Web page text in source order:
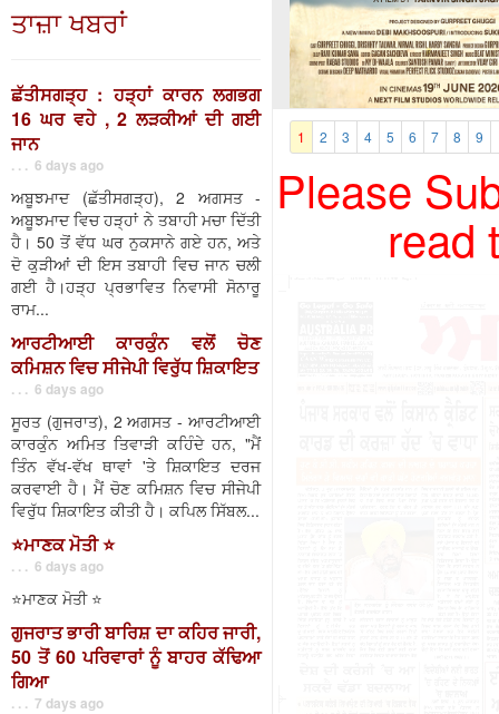
ਤਾਜ਼ਾ ਖਬਰਾਂ
ਛੱਤੀਸਗੜ੍ਹ : ਹੜ੍ਹਾਂ ਕਾਰਨ ਲਗਭਗ
16 ਘਰ ਵਹੇ , 2 ਲੜਕੀਆਂ ਦੀ ਗਈ
ਜਾਨ
. . . 6 days ago
ਅਬੂਝਮਾਦ (ਛੱਤੀਸਗੜ੍ਹ), 2 ਅਗਸਤ -
ਅਬੂਝਮਾਦ ਵਿਚ ਹੜ੍ਹਾਂ ਨੇ ਤਬਾਹੀ ਮਚਾ ਦਿੱਤੀ
ਹੈ। 50 ਤੋਂ ਵੱਧ ਘਰ ਨੁਕਸਾਨੇ ਗਏ ਹਨ, ਅਤੇ
ਦੋ ਕੁੜੀਆਂ ਦੀ ਇਸ ਤਬਾਹੀ ਵਿਚ ਜਾਨ ਚਲੀ
ਗਈ ਹੈ।ਹੜ੍ਹ ਪ੍ਰਭਾਵਿਤ ਨਿਵਾਸੀ ਸੋਨਾਰੂ
ਰਾਮ...
ਆਰਟੀਆਈ ਕਾਰਕੁੰਨ ਵਲੋਂ ਚੋਣ
ਕਮਿਸ਼ਨ ਵਿਚ ਸੀਜੇਪੀ ਵਿਰੁੱਧ ਸ਼ਿਕਾਇਤ
. . . 6 days ago
ਸੂਰਤ (ਗੁਜਰਾਤ), 2 ਅਗਸਤ - ਆਰਟੀਆਈ
ਕਾਰਕੁੰਨ ਅਮਿਤ ਤਿਵਾੜੀ ਕਹਿੰਦੇ ਹਨ, "ਮੈਂ
ਤਿੰਨ ਵੱਖ-ਵੱਖ ਥਾਵਾਂ 'ਤੇ ਸ਼ਿਕਾਇਤ ਦਰਜ
ਕਰਵਾਈ ਹੈ। ਮੈਂ ਚੋਣ ਕਮਿਸ਼ਨ ਵਿਚ ਸੀਜੇਪੀ
ਵਿਰੁੱਧ ਸ਼ਿਕਾਇਤ ਕੀਤੀ ਹੈ। ਕਪਿਲ ਸਿੱਬਲ...
⭐️ਮਾਣਕ ਮੋਤੀ ⭐️
. . . 6 days ago
⭐️ਮਾਣਕ ਮੋਤੀ ⭐️
ਗੁਜਰਾਤ ਭਾਰੀ ਬਾਰਿਸ਼ ਦਾ ਕਹਿਰ ਜਾਰੀ,
50 ਤੋਂ 60 ਪਰਿਵਾਰਾਂ ਨੂੰ ਬਾਹਰ ਕੱਢਿਆ
ਗਿਆ
. . . 7 days ago
1 2 3 4 5 6 7 8 9
Please
read